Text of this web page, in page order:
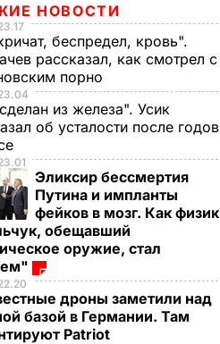
НОВОСТИ
беспредел, кровь".
рассказал, как смотрел с
порно
из железа". Усик
об усталости после годов
Эликсир бессмертия
Путина и импланты
фейков в мозг. Как физик
обещавший
оружие, стал
дроны заметили над
базой в Германии. Там
Patriot